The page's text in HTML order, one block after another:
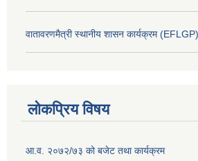
वातावरणमैत्री स्थानीय शासन कार्यक्रम (EFLGP)
लोकप्रिय विषय
आ.व. २०७२/७३ को बजेट तथा कार्यक्रम